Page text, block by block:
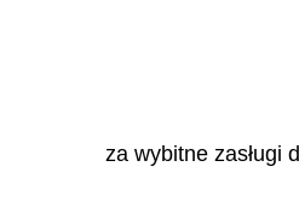
za wybitne zasługi